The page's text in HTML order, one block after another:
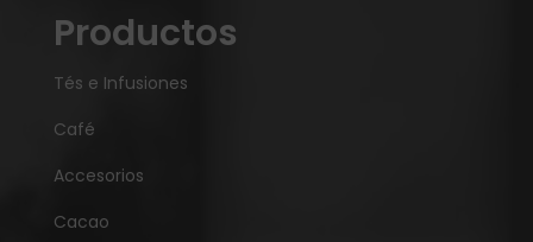
Productos
Tés e Infusiones
Café
Accesorios
Cacao